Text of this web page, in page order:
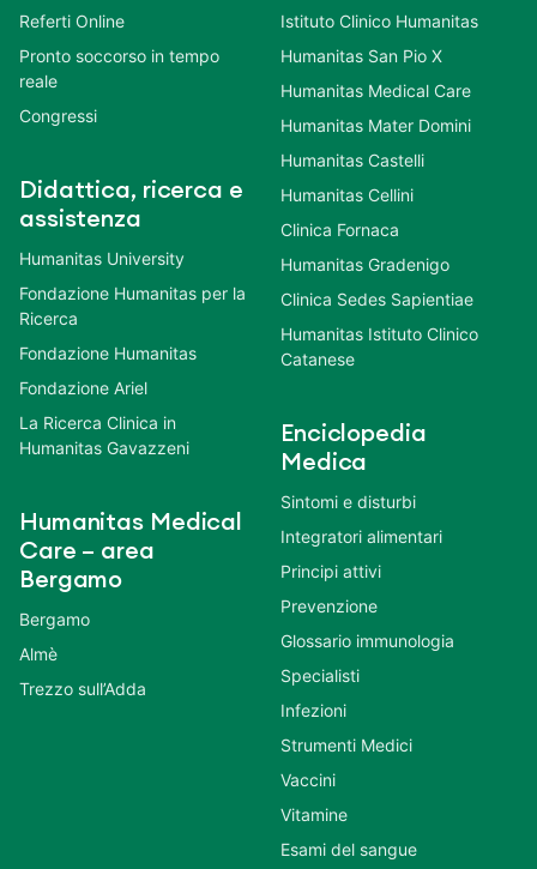
Referti Online
Pronto soccorso in tempo
reale
Congressi
Didattica, ricerca e
assistenza
Humanitas University
Fondazione Humanitas per la
Ricerca
Fondazione Humanitas
Fondazione Ariel
La Ricerca Clinica in
Humanitas Gavazzeni
Humanitas Medical
Care – area
Bergamo
Bergamo
Almè
Trezzo sull’Adda
Istituto Clinico Humanitas
Humanitas San Pio X
Humanitas Medical Care
Humanitas Mater Domini
Humanitas Castelli
Humanitas Cellini
Clinica Fornaca
Humanitas Gradenigo
Clinica Sedes Sapientiae
Humanitas Istituto Clinico
Catanese
Enciclopedia
Medica
Sintomi e disturbi
Integratori alimentari
Principi attivi
Prevenzione
Glossario immunologia
Specialisti
Infezioni
Strumenti Medici
Vaccini
Vitamine
Esami del sangue